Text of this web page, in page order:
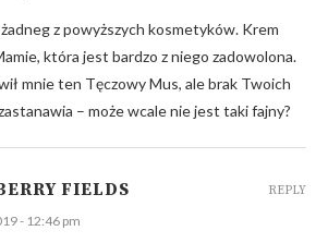
z powyższych kosmetyków. Krem
która jest bardzo z niego zadowolona.
mnie ten Tęczowy Mus, ale brak Twoich
– może wcale nie jest taki fajny?
FIELDS
- 12:46 pm
REPLY